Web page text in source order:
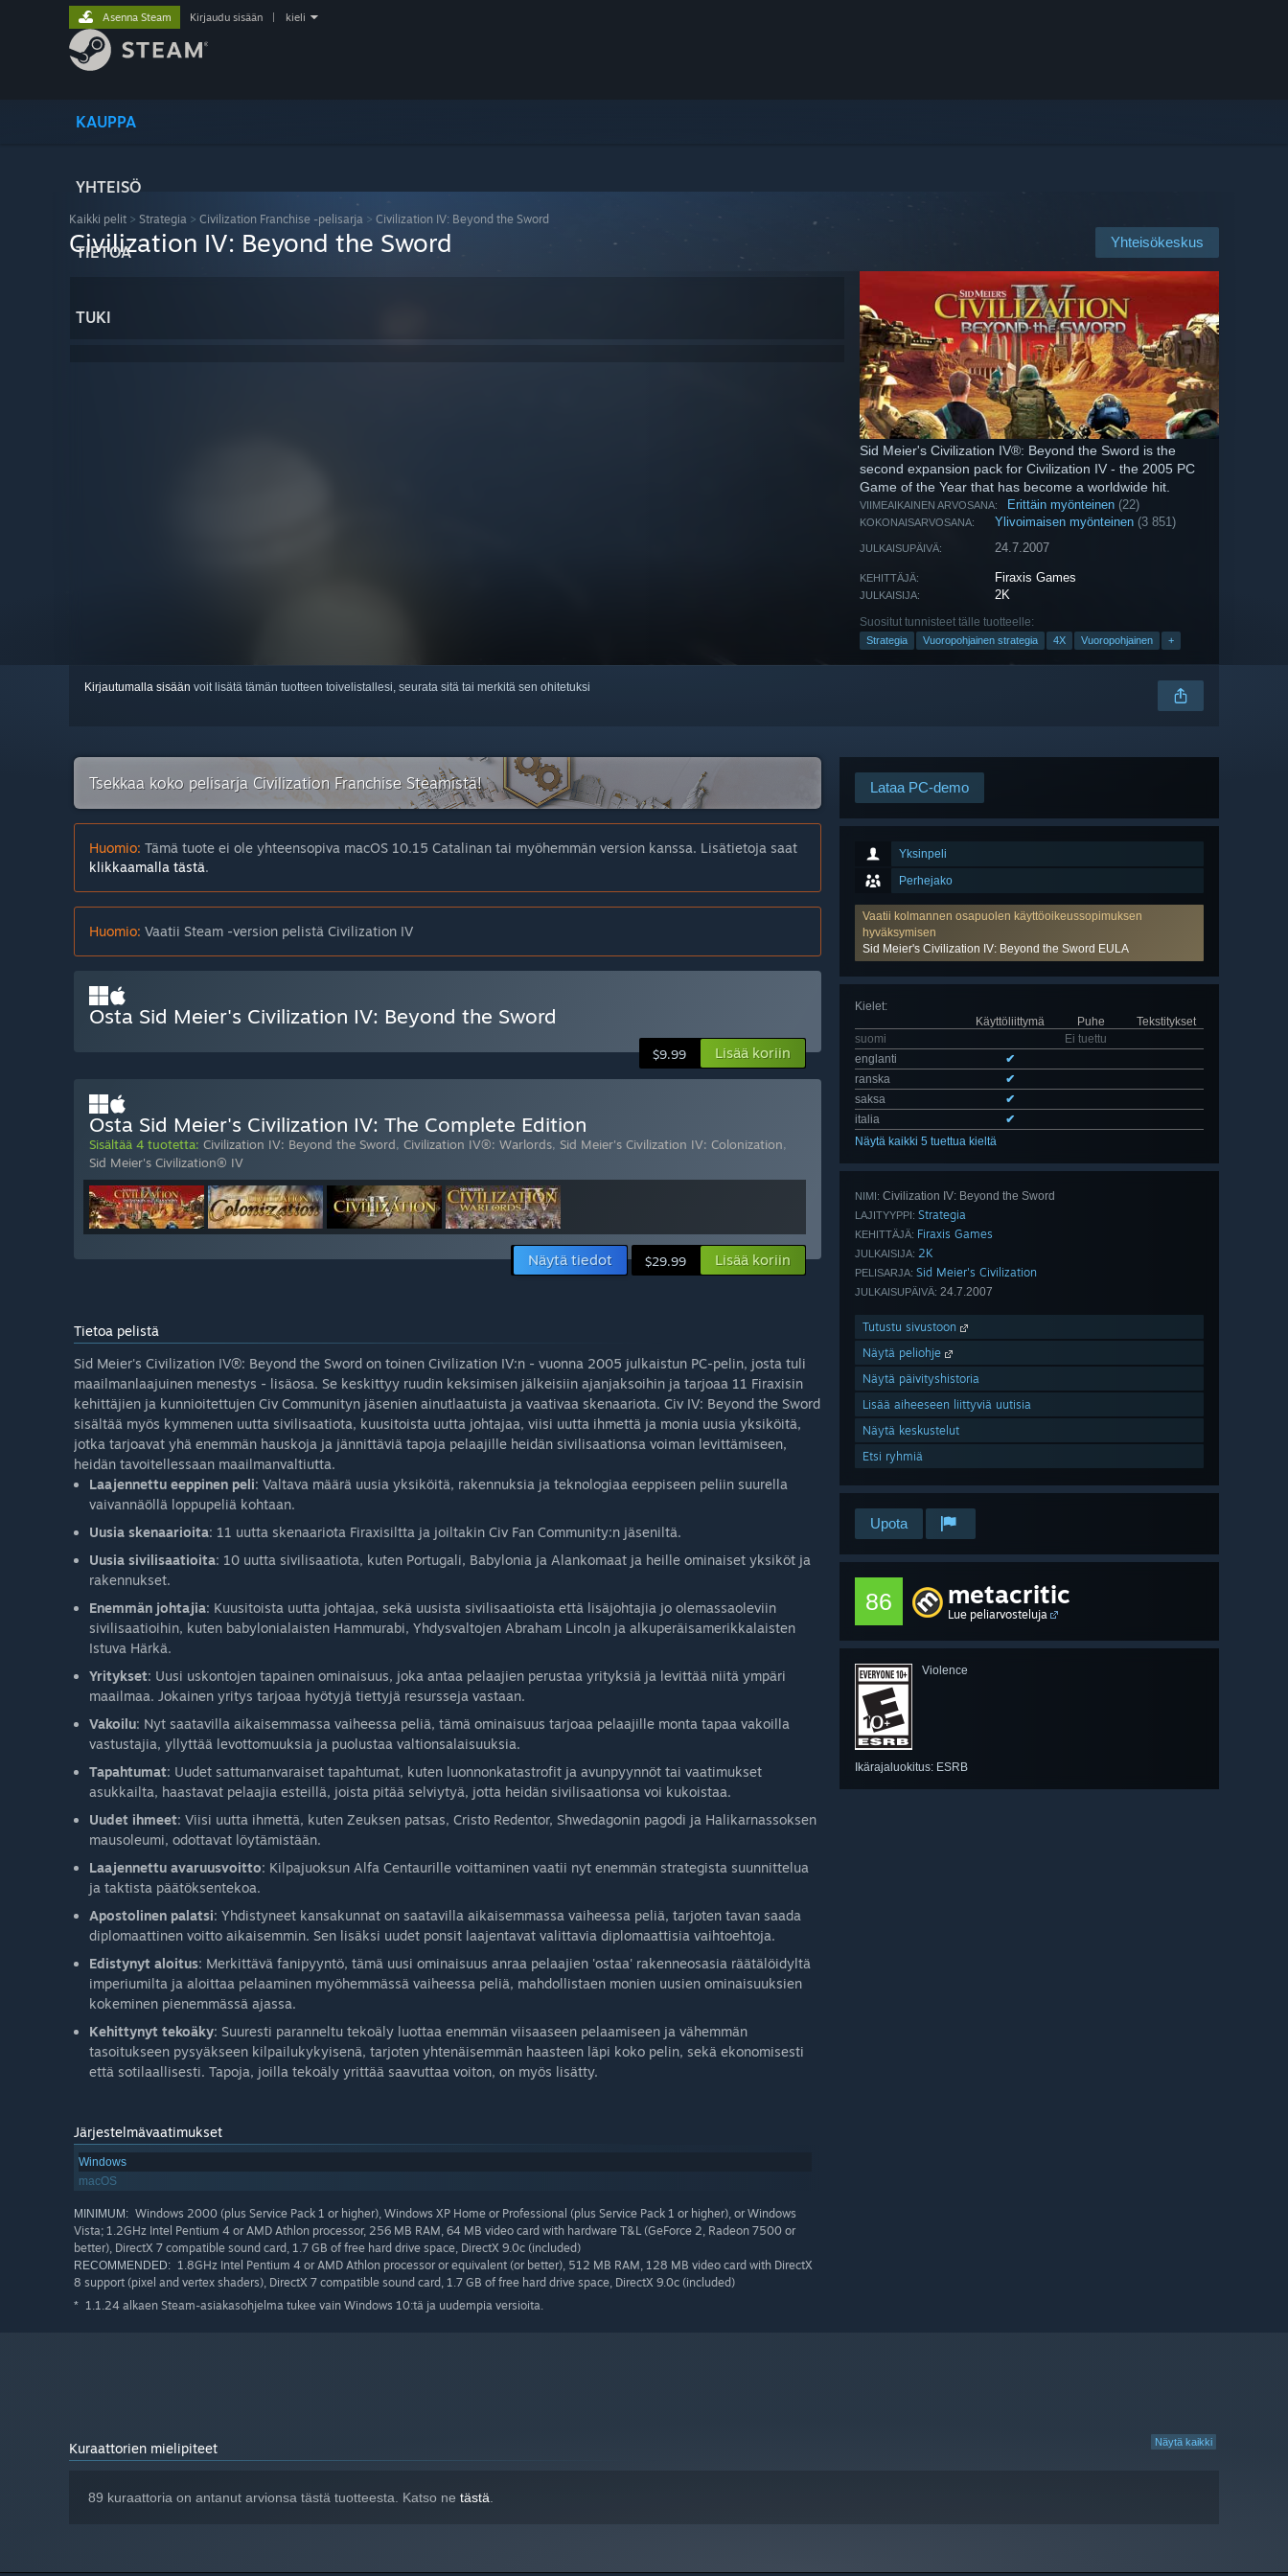
KAUPPA
YHTEISÖ
TIETOA
TUKI
Asenna Steam Kirjaudu sisään kieli
Kaikki pelit > Strategia > Civilization Franchise -pelisarja > Civilization IV: Beyond the Sword
Yhteisökeskus
Civilization IV: Beyond the Sword
Sid Meier's Civilization IV®: Beyond the Sword is the
second expansion pack for Civilization IV - the 2005 PC
Game of the Year that has become a worldwide hit.
VIIMEAIKAINEN ARVOSANA: Erittäin myönteinen (22)
KOKONAISARVOSANA: Ylivoimaisen myönteinen (3 851)
JULKAISUPÄIVÄ: 24.7.2007
KEHITTÄJÄ: Firaxis Games
JULKAISIJA: 2K
Suositut tunnisteet tälle tuotteelle:
Strategia Vuoropohjainen strategia 4X Vuoropohjainen +
Kirjautumalla sisään voit lisätä tämän tuotteen toivelistallesi, seurata sitä tai merkitä sen ohitetuksi
Lataa PC-demo
Yksinpeli
Perhejako
Vaatii kolmannen osapuolen käyttöoikeussopimuksen
hyväksymisen
Sid Meier's Civilization IV: Beyond the Sword EULA
Kielet:
Käyttöliittymä
Puhe
Tekstitykset
suomi
Ei tuettu
englanti
✔
ranska
✔
saksa
✔
italia
✔
Näytä kaikki 5 tuettua kieltä
NIMI: Civilization IV: Beyond the Sword
LAJITYYPPI: Strategia
KEHITTÄJÄ: Firaxis Games
JULKAISIJA: 2K
PELISARJA: Sid Meier's Civilization
JULKAISUPÄIVÄ: 24.7.2007
Tutustu sivustoon
Näytä peliohje
Näytä päivityshistoria
Lisää aiheeseen liittyviä uutisia
Näytä keskustelut
Etsi ryhmiä
Upota
86 metacritic
Lue peliarvosteluja
Violence
Ikärajaluokitus: ESRB
Tsekkaa koko pelisarja Civilization Franchise Steamistä!
Huomio: Tämä tuote ei ole yhteensopiva macOS 10.15 Catalinan tai myöhemmän version kanssa. Lisätietoja saat
klikkaamalla tästä.
Huomio: Vaatii Steam -version pelistä Civilization IV
Osta Sid Meier's Civilization IV: Beyond the Sword
$9.99 Lisää koriin
Osta Sid Meier's Civilization IV: The Complete Edition
Sisältää 4 tuotetta: Civilization IV: Beyond the Sword, Civilization IV®: Warlords, Sid Meier's Civilization IV: Colonization,
Sid Meier's Civilization® IV
Näytä tiedot $29.99 Lisää koriin
Tietoa pelistä
Sid Meier's Civilization IV®: Beyond the Sword on toinen Civilization IV:n - vuonna 2005 julkaistun PC-pelin, josta tuli
maailmanlaajuinen menestys - lisäosa. Se keskittyy ruudin keksimisen jälkeisiin ajanjaksoihin ja tarjoaa 11 Firaxisin
kehittäjien ja kunnioitettujen Civ Communityn jäsenien ainutlaatuista ja vaativaa skenaariota. Civ IV: Beyond the Sword
sisältää myös kymmenen uutta sivilisaatiota, kuusitoista uutta johtajaa, viisi uutta ihmettä ja monia uusia yksiköitä,
jotka tarjoavat yhä enemmän hauskoja ja jännittäviä tapoja pelaajille heidän sivilisaationsa voiman levittämiseen,
heidän tavoitellessaan maailmanvaltiutta.
Laajennettu eeppinen peli: Valtava määrä uusia yksiköitä, rakennuksia ja teknologiaa eeppiseen peliin suurella
vaivannäöllä loppupeliä kohtaan.
Uusia skenaarioita: 11 uutta skenaariota Firaxisiltta ja joiltakin Civ Fan Community:n jäseniltä.
Uusia sivilisaatioita: 10 uutta sivilisaatiota, kuten Portugali, Babylonia ja Alankomaat ja heille ominaiset yksiköt ja
rakennukset.
Enemmän johtajia: Kuusitoista uutta johtajaa, sekä uusista sivilisaatioista että lisäjohtajia jo olemassaoleviin
sivilisaatioihin, kuten babylonialaisten Hammurabi, Yhdysvaltojen Abraham Lincoln ja alkuperäisamerikkalaisten
Istuva Härkä.
Yritykset: Uusi uskontojen tapainen ominaisuus, joka antaa pelaajien perustaa yrityksiä ja levittää niitä ympäri
maailmaa. Jokainen yritys tarjoaa hyötyjä tiettyjä resursseja vastaan.
Vakoilu: Nyt saatavilla aikaisemmassa vaiheessa peliä, tämä ominaisuus tarjoaa pelaajille monta tapaa vakoilla
vastustajia, yllyttää levottomuuksia ja puolustaa valtionsalaisuuksia.
Tapahtumat: Uudet sattumanvaraiset tapahtumat, kuten luonnonkatastrofit ja avunpyynnöt tai vaatimukset
asukkailta, haastavat pelaajia esteillä, joista pitää selviytyä, jotta heidän sivilisaationsa voi kukoistaa.
Uudet ihmeet: Viisi uutta ihmettä, kuten Zeuksen patsas, Cristo Redentor, Shwedagonin pagodi ja Halikarnassoksen
mausoleumi, odottavat löytämistään.
Laajennettu avaruusvoitto: Kilpajuoksun Alfa Centaurille voittaminen vaatii nyt enemmän strategista suunnittelua
ja taktista päätöksentekoa.
Apostolinen palatsi: Yhdistyneet kansakunnat on saatavilla aikaisemmassa vaiheessa peliä, tarjoten tavan saada
diplomaattinen voitto aikaisemmin. Sen lisäksi uudet ponsit laajentavat valittavia diplomaattisia vaihtoehtoja.
Edistynyt aloitus: Merkittävä fanipyyntö, tämä uusi ominaisuus anraa pelaajien 'ostaa' rakenneosasia räätälöidyltä
imperiumilta ja aloittaa pelaaminen myöhemmässä vaiheessa peliä, mahdollistaen monien uusien ominaisuuksien
kokeminen pienemmässä ajassa.
Kehittynyt tekoäky: Suuresti paranneltu tekoäly luottaa enemmän viisaaseen pelaamiseen ja vähemmän
tasoitukseen pysyäkseen kilpailukykyisenä, tarjoten yhtenäisemmän haasteen läpi koko pelin, sekä ekonomisesti
että sotilaallisesti. Tapoja, joilla tekoäly yrittää saavuttaa voiton, on myös lisätty.
Järjestelmävaatimukset
Windows
macOS
MINIMUM: Windows 2000 (plus Service Pack 1 or higher), Windows XP Home or Professional (plus Service Pack 1 or higher), or Windows
Vista; 1.2GHz Intel Pentium 4 or AMD Athlon processor, 256 MB RAM, 64 MB video card with hardware T&L (GeForce 2, Radeon 7500 or
better), DirectX 7 compatible sound card, 1.7 GB of free hard drive space, DirectX 9.0c (included)
RECOMMENDED: 1.8GHz Intel Pentium 4 or AMD Athlon processor or equivalent (or better), 512 MB RAM, 128 MB video card with DirectX
8 support (pixel and vertex shaders), DirectX 7 compatible sound card, 1.7 GB of free hard drive space, DirectX 9.0c (included)
* 1.1.24 alkaen Steam-asiakasohjelma tukee vain Windows 10:tä ja uudempia versioita.
Näytä kaikki
Kuraattorien mielipiteet
89 kuraattoria on antanut arvionsa tästä tuotteesta. Katso ne tästä.